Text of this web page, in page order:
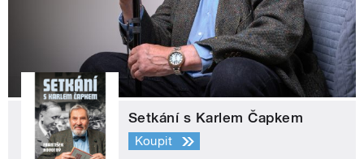
Setkání s Karlem Čapkem
Koupit